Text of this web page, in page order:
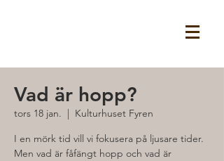
Vad är hopp?
tors 18 jan.
  |
Kulturhuset Fyren
I en mörk tid vill vi fokusera på ljusare tider.
Men vad är fåfängt hopp och vad är